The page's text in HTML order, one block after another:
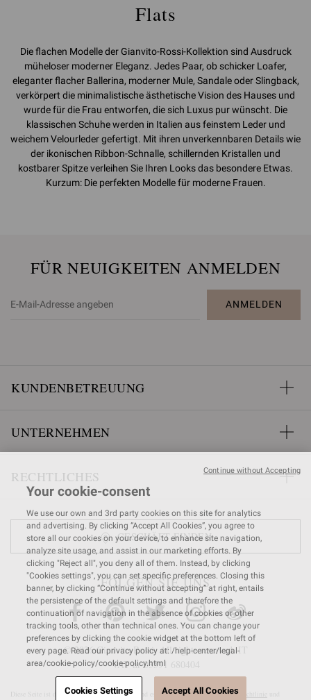
Flats
Die flachen Modelle der Gianvito-Rossi-Kollektion sind Ausdruck
müheloser moderner Eleganz. Jedes Paar, ob schicker Loafer,
eleganter flacher Ballerina, moderner Mule, Sandale oder Slingback,
verkörpert die minimalistische ästhetische Vision des Hauses und
wurde für die Frau entworfen, die sich Luxus pur wünscht. Die
klassischen Schuhe werden in Italien aus feinstem Leder und
weichem Velourleder gefertigt. Mit ihren unverkennbaren Details wie
der ikonischen Ribbon-Schnalle, schillernden Kristallen und
kostbarer Spitze verleihen Sie Ihren Looks das besondere Etwas.
Kurzum: Die perfekten Modelle für moderne Frauen.
FÜR NEUIGKEITEN ANMELDEN
ANMELDEN
KUNDENBETREUUNG
UNTERNEHMEN
RECHTLICHES
GESCHÄFT FINDEN
FOLGEN SIE UNS
© 2026 Gianvito Rossi. All rights reserved. IT
VAT nr 03591 680404
Diese Seite ist durch reCAPTCHA geschützt und es gelten dieGoogle-Datenschutzrichtlinie
Your cookie-consent
We use our own and 3rd party cookies on this site for analytics
and advertising. By clicking “Accept All Cookies”, you agree to
store all our cookies on your device, to enhance site navigation,
analyze site usage, and assist in our marketing efforts. By
clicking "Reject all", you deny all of them. Instead, by clicking
"Cookies settings", you can set specific preferences. Closing this
banner, by clicking “Continue without accepting” at right, entails
the persistence of the default settings and therefore the
continuation of navigation in the absence of cookies or other
tracking tools, other than technical ones. You can change your
preferences by clicking the cookie widget at the bottom left of
every page. Read our privacy policy at: /help-center/legal-
area/cookie-policy/cookie-policy.html
Cookies Settings Accept All Cookies
Continue without Accepting